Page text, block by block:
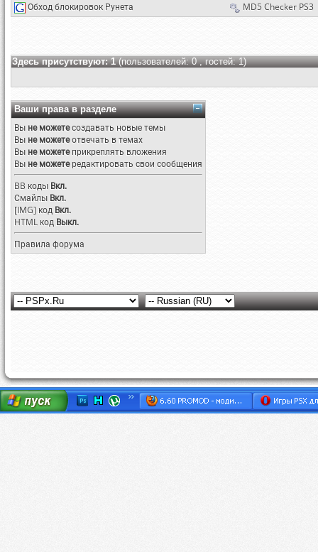
Обход блокировок Рунета MD5 Checker PS3
Здесь присутствуют: 1(пользователей: 0 , гостей: 1)
Ваши права в разделе
Вы не можетесоздавать новые темы
Вы не можетеотвечать в темах
Вы не можетеприкреплять вложения
Вы не можетередактировать свои сообщения
BB коды Вкл.
Смайлы Вкл.
[IMG] код Вкл.
HTML код Выкл.
Правила форума